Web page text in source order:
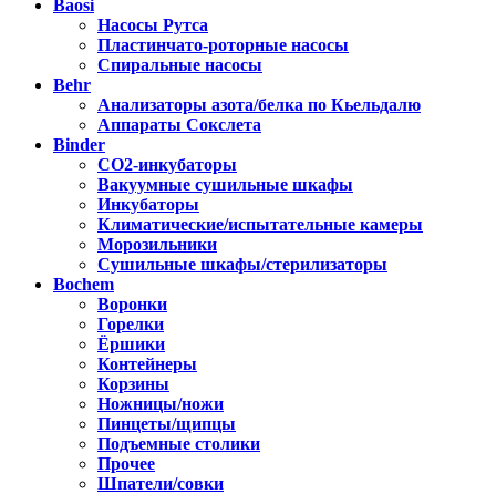
Baosi
Насосы Рутса
Пластинчато-роторные насосы
Спиральные насосы
Behr
Анализаторы азота/белка по Кьельдалю
Аппараты Сокслета
Binder
CO2-инкубаторы
Вакуумные сушильные шкафы
Инкубаторы
Климатические/испытательные камеры
Морозильники
Сушильные шкафы/стерилизаторы
Bochem
Воронки
Горелки
Ёршики
Контейнеры
Корзины
Ножницы/ножи
Пинцеты/щипцы
Подъемные столики
Прочее
Шпатели/совки